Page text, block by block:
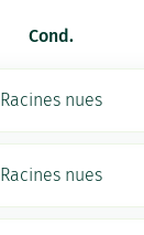
Cond.
Racines nues
Racines nues